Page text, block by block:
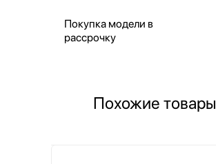
Покупка модели в
рассрочку
Похожие товары